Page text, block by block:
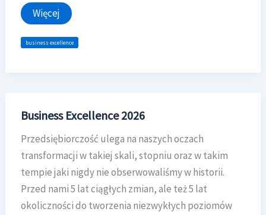
Przedsiębiorcy
to
sportowcy
Więcej
business excellence
Business Excellence 2026
Przedsiębiorczość ulega na naszych oczach
transformacji w takiej skali, stopniu oraz w takim
tempie jaki nigdy nie obserwowaliśmy w historii.
Przed nami 5 lat ciągłych zmian, ale też 5 lat
okoliczności do tworzenia niezwykłych poziomów